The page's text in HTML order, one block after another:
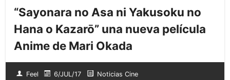
“Sayonara no Asa ni Yakusoku no
Hana o Kazarō” una nueva película
Anime de Mari Okada
Feel 6/JUL/17 Noticias Cine